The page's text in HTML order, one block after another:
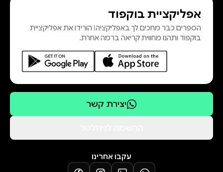
אפליקציית בוקפוד
הספרים כבר מחכים לך באפליקציה! הורידו את אפליקציית
בוקפוד ותהנו מחווית קריאה ברמה אחרת.
יצירת קשר
עקבו אחרינו